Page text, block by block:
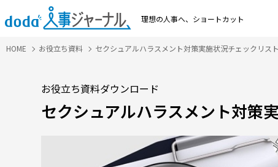
理想の人事へ、 ショートカット
HOME お役立ち資料 セクシュアルハラスメント対策実施状況チェックリスト
お役立ち資料ダウンロード
セクシュアルハラスメント対策